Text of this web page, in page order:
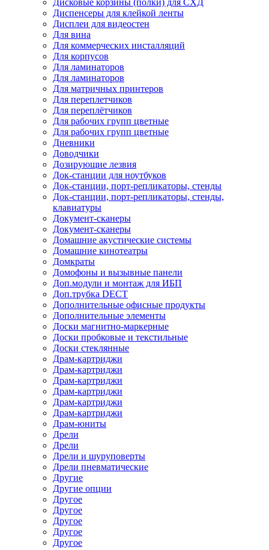
Диспенсеры для клейкой ленты
Дисплеи для видеостен
Для вина
Для коммерческих инсталляций
Для корпусов
Для ламинаторов
Для ламинаторов
Для матричных принтеров
Для переплетчиков
Для переплётчиков
Для рабочих групп цветные
Для рабочих групп цветные
Дневники
Доводчики
Дозирующие лезвия
Док-станции для ноутбуков
Док-станции, порт-репликаторы, стенды
Док-станции, порт-репликаторы, стенды,
клавиатуры
Документ-сканеры
Документ-сканеры
Домашние акустические системы
Домашние кинотеатры
Домкраты
Домофоны и вызывные панели
Доп.модули и монтаж для ИБП
Доп.трубка DECT
Дополнительные офисные продукты
Дополнительные элементы
Доски магнитно-маркерные
Доски пробковые и текстильные
Доски стеклянные
Драм-картриджи
Драм-картриджи
Драм-картриджи
Драм-картриджи
Драм-картриджи
Драм-картриджи
Драм-юниты
Дрели
Дрели
Дрели и шуруповерты
Дрели пневматические
Другие
Другие опции
Другое
Другое
Другое
Другое
Другое